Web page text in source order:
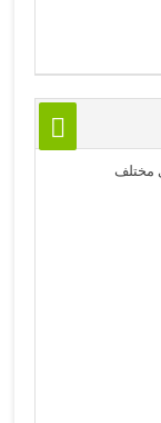
مختلف